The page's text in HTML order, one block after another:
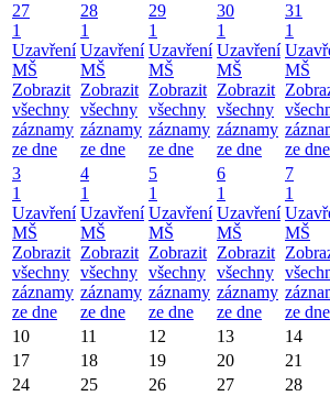
27
1
Uzavření
MŠ
Zobrazit
všechny
záznamy
ze dne
28
1
Uzavření
MŠ
Zobrazit
všechny
záznamy
ze dne
29
1
Uzavření
MŠ
Zobrazit
všechny
záznamy
ze dne
30
1
Uzavření
MŠ
Zobrazit
všechny
záznamy
ze dne
31
1
MŠ
ze dne
3
1
Uzavření
MŠ
Zobrazit
všechny
záznamy
ze dne
4
1
Uzavření
MŠ
Zobrazit
všechny
záznamy
ze dne
5
1
Uzavření
MŠ
Zobrazit
všechny
záznamy
ze dne
6
1
Uzavření
MŠ
Zobrazit
všechny
záznamy
ze dne
7
1
MŠ
ze dne
10 11 12 13 14
17
18 19 20 21
24
25 26 27 28